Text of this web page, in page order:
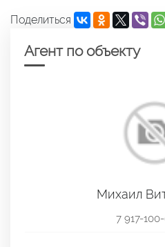
Поделиться
Агент по объекту
Михаил
7 917-